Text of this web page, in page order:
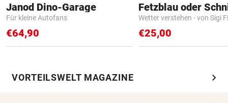
Janod Dino-Garage
Für kleine Autofans
€64,90
Fetzblau oder
Wetter verstehen - von Sigi
€25,00
VORTEILSWELT MAGAZINE chevron_right